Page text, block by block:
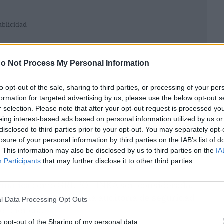
Not Process My Personal Information
opt-out of the sale, sharing to third parties, or processing of your
for targeted advertising by us, please use the below opt-out
selection. Please note that after your opt-out request is processed
interest-based ads based on personal information utilized by us
to third parties prior to your opt-out. You may separately
of your personal information by third parties on the IAB’s list of
This information may also be disclosed by us to third parties on the
Participants that may further disclose it to other third parties.
Data Processing Opt Outs
opt-out of the Sharing of my personal data.
como GRUPO LINKA son consideradas
internos como una auditoría de seguridad